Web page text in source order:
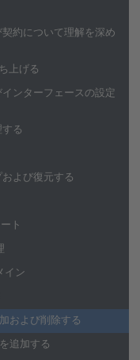
約について理解を深め
上げる
ンターフェースの設定
る
よび復元する
ト
イン
および削除する
追加する